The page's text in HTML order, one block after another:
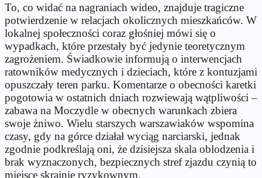
To, co widać na nagraniach wideo, znajduje tragiczne
potwierdzenie w relacjach okolicznych mieszkańców. W
lokalnej społeczności coraz głośniej mówi się o
wypadkach, które przestały być jedynie teoretycznym
zagrożeniem. Świadkowie informują o interwencjach
ratowników medycznych i dzieciach, które z kontuzjami
opuszczały teren parku. Komentarze o obecności karetki
pogotowia w ostatnich dniach rozwiewają wątpliwości –
zabawa na Moczydle w obecnych warunkach zbiera
swoje żniwo. Wielu starszych warszawiaków wspomina
czasy, gdy na górce działał wyciąg narciarski, jednak
zgodnie podkreślają oni, że dzisiejsza skala oblodzenia i
brak wyznaczonych, bezpiecznych stref zjazdu czynią to
miejsce skrajnie ryzykownym.